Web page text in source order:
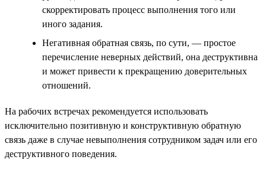
скорректировать процесс выполнения того или
иного задания.
Негативная обратная связь, по сути, — простое
перечисление неверных действий, она деструктивна
и может привести к прекращению доверительных
отношений.
На рабочих встречах рекомендуется использовать
исключительно позитивную и конструктивную обратную
связь даже в случае невыполнения сотрудником задач или его
деструктивного поведения.